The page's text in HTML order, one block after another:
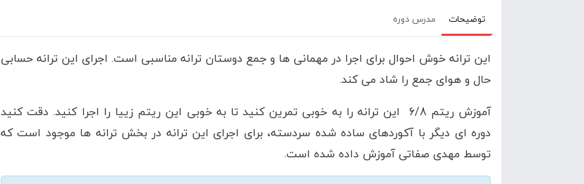
توضیحات مدرس دوره
این ترانه خوش احوال برای اجرا در مهمانی ها و جمع دوستان ترانه مناسبی است. اجرای این ترانه حسابی
حال و هوای جمع را شاد می کند.
آموزش ریتم 6/8 این ترانه را به خوبی تمرین کنید تا به خوبی این ریتم زییا را اجرا کنید. دقت کنید
دوره ای دیگر با آکوردهای ساده شده سردسته، برای اجرای این ترانه در بخش ترانه ها موجود است که
توسط مهدی صفاتی آموزش داده شده است.​